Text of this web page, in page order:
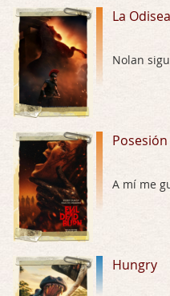
Hungry
Por: Croc
Las 10 películas gore de
Por: JORDI CRUYFF
Possession
Por: Chupasangre
Mi opinión en su día. Su
El eslabón podrido
Por: Luar
La Odisea
Nolan
A mí me
Hungry